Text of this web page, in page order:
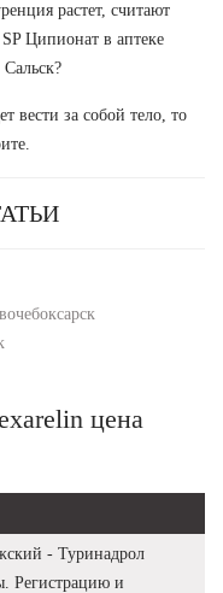
растет, считают
Ципионат в аптеке
вести за собой тело, то
цена
- Туринадрол
Регистрацию и